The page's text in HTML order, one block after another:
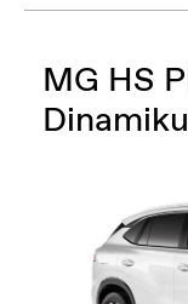
MG HS